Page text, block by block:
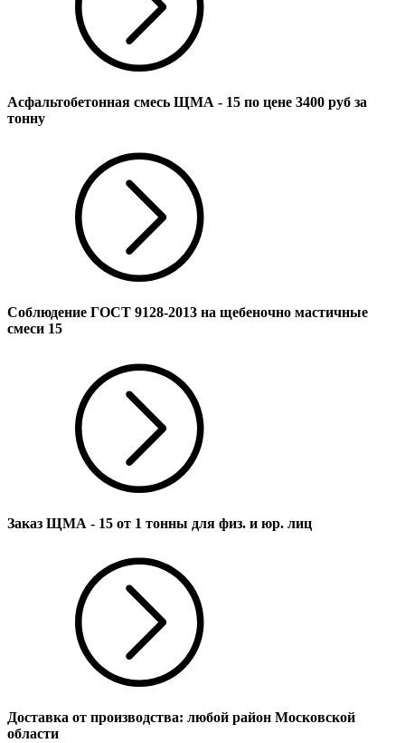
Асфальтобетонная смесь ЩМА - 15 по цене 3400 руб за
тонну
Соблюдение ГОСТ 9128-2013 на щебеночно мастичные
смеси 15
Заказ ЩМА - 15 от 1 тонны для физ. и юр. лиц
Доставка от производства: любой район Московской
области